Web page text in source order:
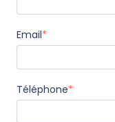
Email*
Téléphone*